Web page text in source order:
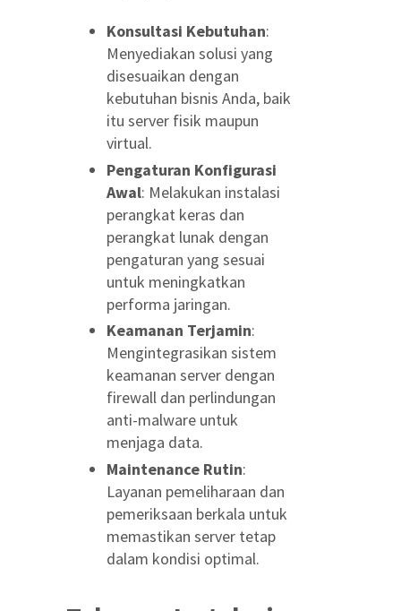
Konsultasi Kebutuhan:
Menyediakan solusi yang
disesuaikan dengan
kebutuhan bisnis Anda, baik
itu server fisik maupun
virtual.
Pengaturan Konfigurasi
Awal: Melakukan instalasi
perangkat keras dan
perangkat lunak dengan
pengaturan yang sesuai
untuk meningkatkan
performa jaringan.
Keamanan Terjamin:
Mengintegrasikan sistem
keamanan server dengan
firewall dan perlindungan
anti-malware untuk
menjaga data.
Maintenance Rutin:
Layanan pemeliharaan dan
pemeriksaan berkala untuk
memastikan server tetap
dalam kondisi optimal.